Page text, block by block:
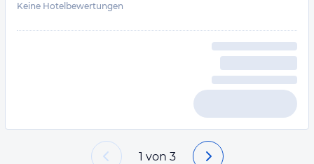
Keine Hotelbewertungen
1 von 3